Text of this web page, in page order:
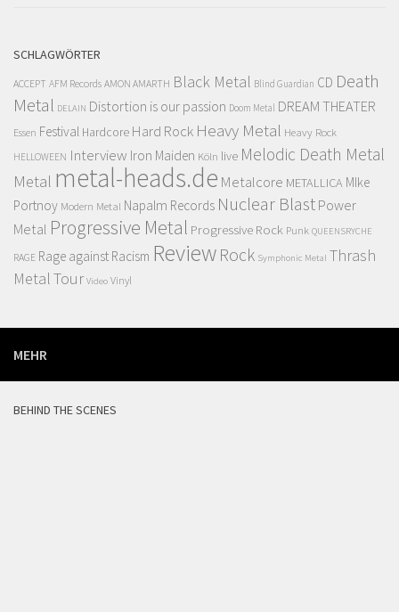
SCHLAGWÖRTER
ACCEPT AFM Records AMON AMARTH Black Metal Blind Guardian CD Death
Metal DELAIN Distortion is our passion Doom Metal DREAM THEATER
Essen Festival Hardcore Hard Rock Heavy Metal Heavy Rock
HELLOWEEN Interview Iron Maiden Köln live Melodic Death Metal
Metal metal-heads.de Metalcore METALLICA MIke
Portnoy Modern Metal Napalm Records Nuclear Blast Power
Metal Progressive Metal Progressive Rock Punk QUEENSRYCHE
RAGE Rage against Racism Review Rock Symphonic Metal Thrash
MetalTour Video Vinyl
MEHR
BEHIND THE SCENES